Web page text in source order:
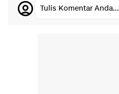
Tulis Komentar Anda...